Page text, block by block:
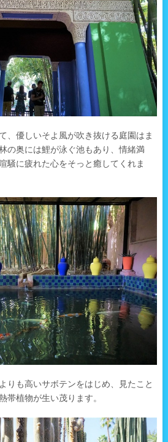
、優しいそよ風が吹き抜ける庭園はま
の奥には鯉が泳ぐ池もあり、情緒満
騒に疲れた心をそっと癒してくれま
りも高いサボテンをはじめ、見たこと
帯植物が生い茂ります。